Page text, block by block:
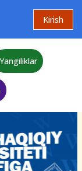
Kirish
Yangiliklar